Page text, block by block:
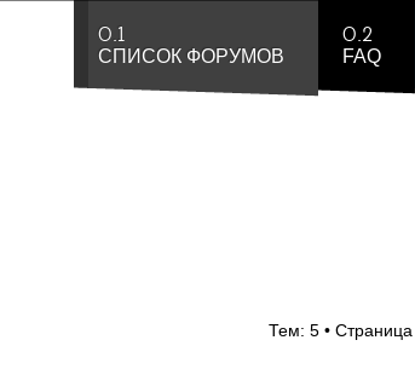
0.1
СПИСОК ФОРУМОВ
0.2
FAQ
Тем: 5 • Страница